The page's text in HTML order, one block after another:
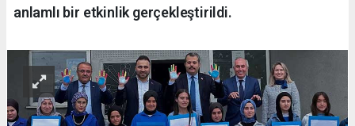
anlamlı bir etkinlik gerçekleştirildi.